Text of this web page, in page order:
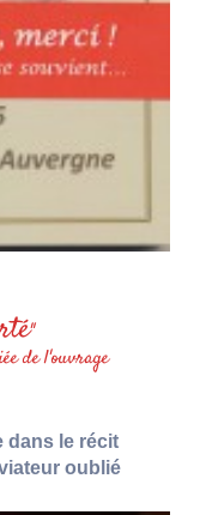
"
de l'ouvrage
dans le récit
oublié